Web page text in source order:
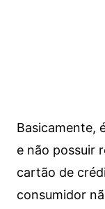
Basicamente,
e não possuir
cartão de
consumidor